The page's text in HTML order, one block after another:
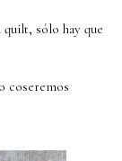
sólo hay que
coseremos